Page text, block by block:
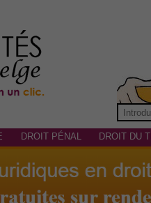
DROIT PÉNAL DROIT DU